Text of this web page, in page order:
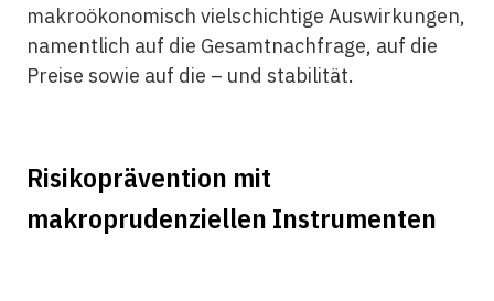
makroökonomisch vielschichtige Auswirkungen,
namentlich auf die Gesamtnachfrage, auf die
Preise sowie auf die – und stabilität.
Risikoprävention mit
makroprudenziellen Instrumenten